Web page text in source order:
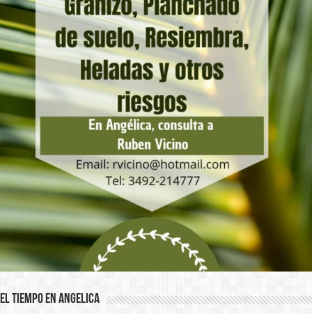
El Tiempo en Angelica